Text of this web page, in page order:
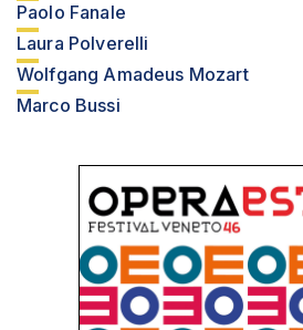
Paolo Fanale
Laura Polverelli
Wolfgang Amadeus Mozart
Marco Bussi